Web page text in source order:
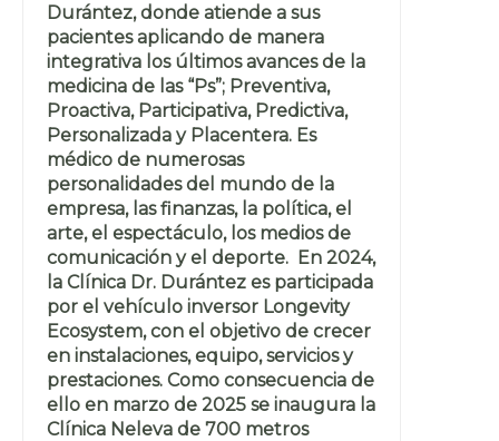
Durántez, donde atiende a sus
pacientes aplicando de manera
integrativa los últimos avances de la
medicina de las “Ps”; Preventiva,
Proactiva, Participativa, Predictiva,
Personalizada y Placentera. Es
médico de numerosas
personalidades del mundo de la
empresa, las finanzas, la política, el
arte, el espectáculo, los medios de
comunicación y el deporte. En 2024,
la Clínica Dr. Durántez es participada
por el vehículo inversor Longevity
Ecosystem, con el objetivo de crecer
en instalaciones, equipo, servicios y
prestaciones. Como consecuencia de
ello en marzo de 2025 se inaugura la
Clínica Neleva de 700 metros